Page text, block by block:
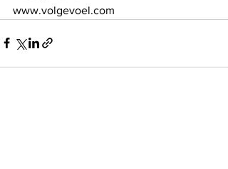
www.volgevoel.com